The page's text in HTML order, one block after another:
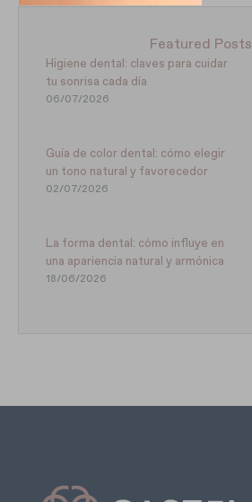
Featured Posts
Higiene dental: claves para cuidar
tu sonrisa cada día
06/07/2026
Guía de color dental: cómo elegir
un tono natural y favorecedor
02/07/2026
La forma dental: cómo influye en
una apariencia natural y armónica
18/06/2026